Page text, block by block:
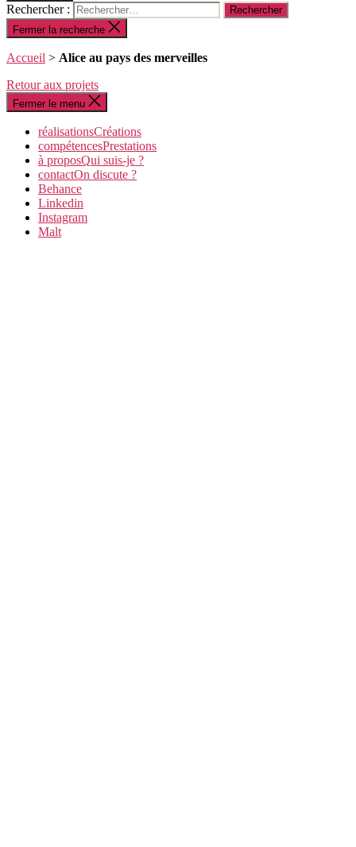
Rechercher :
Fermer la recherche
Accueil > Alice au pays des merveilles
Retour aux projets
Fermer le menu
réalisationsCréations
compétencesPrestations
à proposQui suis-je ?
contactOn discute ?
Behance
Linkedin
Instagram
Malt